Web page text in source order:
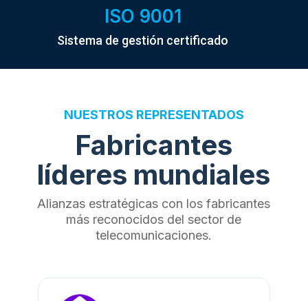
ISO 9001
Sistema de gestión certificado
NUESTROS REPRESENTADOS
Fabricantes
líderes mundiales
Alianzas estratégicas con los fabricantes
más reconocidos del sector de
telecomunicaciones.